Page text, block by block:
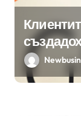
ERP